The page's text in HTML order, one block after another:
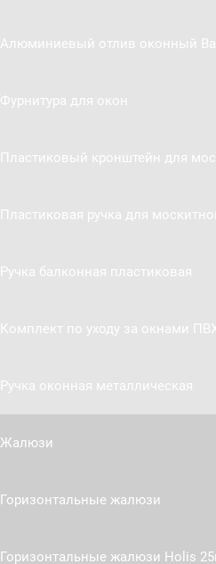
Алюминиевый отлив оконный
Фурнитура для окон
Пластиковый кронштейн для
Пластиковая ручка для
Ручка балконная пластиковая
Комплект по уходу за окнами
Ручка оконная металлическая
Жалюзи
Горизонтальные жалюзи
Горизонтальные жалюзи Holis